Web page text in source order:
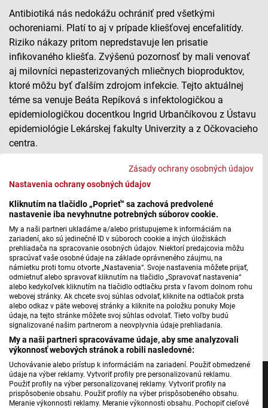
Zásady ochrany osobných údajov
Nastavenia ochrany osobných údajov
Kliknutím na tlačidlo „Poprieť“ sa zachová predvolené
nastavenie iba nevyhnutne potrebných súborov cookie.
My a naši partneri ukladáme a/alebo pristupujeme k informáciám na
zariadení, ako sú jedinečné ID v súboroch cookie a iných úložiskách
prehliadača na spracovanie osobných údajov. Niektorí predajcovia môžu
spracúvať vaše osobné údaje na základe oprávneného záujmu, na
námietku proti tomu otvorte „Nastavenia“. Svoje nastavenia môžete prijať,
odmietnuť alebo spravovať kliknutím na tlačidlo „Spravovať nastavenia“
alebo kedykoľvek kliknutím na tlačidlo odtlačku prsta v ľavom dolnom rohu
webovej stránky. Ak chcete svoj súhlas odvolať, kliknite na odtlačok prsta
alebo odkaz v päte webovej stránky a kliknite na položku ponuky Moje
údaje, na tejto stránke môžete svoj súhlas odvolať. Tieto voľby budú
signalizované našim partnerom a neovplyvnia údaje prehliadania.
My a naši partneri spracovávame údaje, aby sme analyzovali
výkonnosť webových stránok a robili nasledovné:
Uchovávanie alebo prístup k informáciám na zariadení. Použiť obmedzené
údaje na výber reklamy. Vytvoriť profily pre personalizovanú reklamu.
Použiť profily na výber personalizovanej reklamy. Vytvoriť profily na
prispôsobenie obsahu. Použiť profily na výber prispôsobeného obsahu.
Meranie výkonnosti reklamy. Meranie výkonnosti obsahu. Pochopiť cieľové
Antibiotiká nás nedokážu ochrániť pred všetkými
ochoreniami. Platí to aj v prípade kliešťovej encefalitídy.
Riziko nákazy pritom nepredstavuje len prisatie
infikovaného kliešťa. Zvýšenú pozornosť by mali venovať
aj milovníci nepasterizovaných mliečnych bioproduktov,
ktoré môžu byť ďalším zdrojom infekcie. Tejto aktuálnej
téme sa venuje Beáta Repíková s infektologičkou a
epidemiologičkou docentkou Ingrid Urbančíkovou z Ústavu
epidemiológie Lekárskej fakulty Univerzity a z Očkovacieho
centra.
Ako predísť riziku nákazy kliešťovou encefalitídou
Máte problém s prehrávaním? Nahláste nám chybu
Pripomeňme, že kliešte sa dnes nenachádzajú len v
hlbokých lesoch. Čoraz častejšie ich možno nájsť v
mestských parkoch, záhradách či na sídliskách. Očkovanie
proti kliešťovej encefalitíde je teda vhodné aj pre tých, ktorí
chodia menej do voľnej prírody.
Autorka: Beáta Repíková